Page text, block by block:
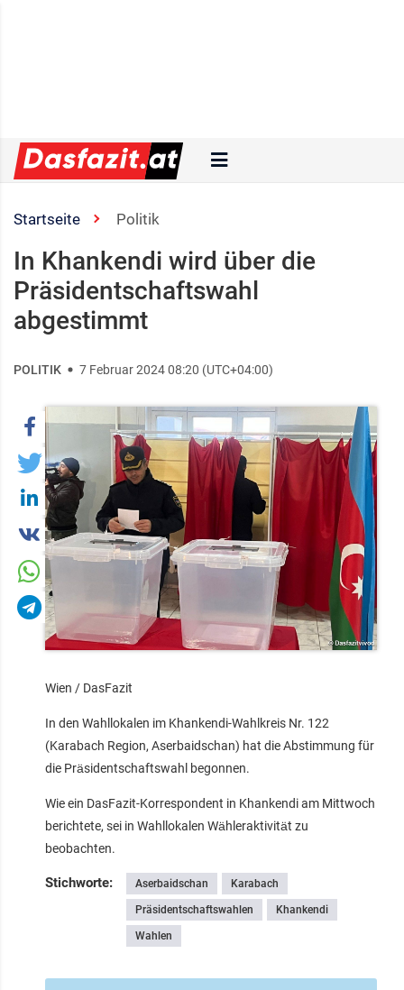
Startseite Politik
In Khankendi wird über die
Präsidentschaftswahl
abgestimmt
POLITIK 7 Februar 2024 08:20 (UTC+04:00)
Wien / DasFazit
In den Wahllokalen im Khankendi-Wahlkreis Nr. 122
(Karabach Region, Aserbaidschan) hat die Abstimmung für
die Präsidentschaftswahl begonnen.
Wie ein DasFazit-Korrespondent in Khankendi am Mittwoch
berichtete, sei in Wahllokalen Wähleraktivität zu
beobachten.
Stichworte: Aserbaidschan Karabach
Präsidentschaftswahlen Khankendi
Wahlen